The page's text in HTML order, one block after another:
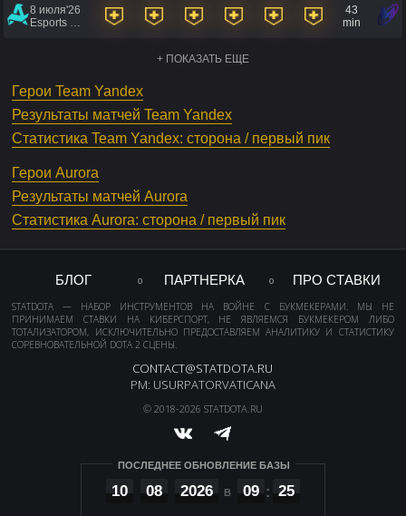
8 июля'26
43
min
+ ПОКАЗАТЬ ЕЩЕ
Герои Team Yandex
Результаты матчей Team Yandex
Статистика Team Yandex: сторона / первый пик
Герои Aurora
Результаты матчей Aurora
Статистика Aurora: сторона / первый пик
БЛОГ ПАРТНЕРКА ПРО СТАВКИ
STATDOTA — НАБОР ИНСТРУМЕНТОВ НА ВОЙНЕ С БУКМЕКЕРАМИ. МЫ НЕ
ПРИНИМАЕМ СТАВКИ НА КИБЕРСПОРТ, НЕ ЯВЛЯЕМСЯ БУКМЕКЕРОМ ЛИБО
ТОТАЛИЗАТОРОМ, ИСКЛЮЧИТЕЛЬНО ПРЕДОСТАВЛЯЕМ АНАЛИТИКУ И СТАТИСТИКУ
СОРЕВНОВАТЕЛЬНОЙ DOTA 2 СЦЕНЫ.
CONTACT@STATDOTA.RU
PM: USURPATORVATICANA
© 2018-2026 STATDOTA.RU
ПОСЛЕДНЕЕ ОБНОВЛЕНИЕ БАЗЫ
10 08 2026 09 25